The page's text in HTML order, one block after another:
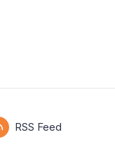
RSS Feed